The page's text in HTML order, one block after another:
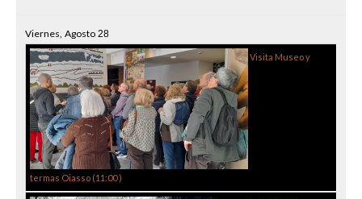
Viernes, Agosto 28
Visita Museo y
termas Oiasso (11:00)